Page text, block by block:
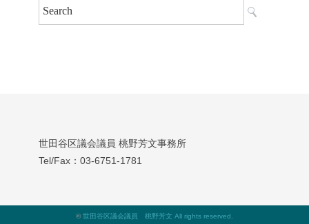
世田谷区議会議員 桃野芳文事務所
Tel/Fax：03‐6751‐1781
©世田谷区議会議員 桃野芳文 All rights reserved.